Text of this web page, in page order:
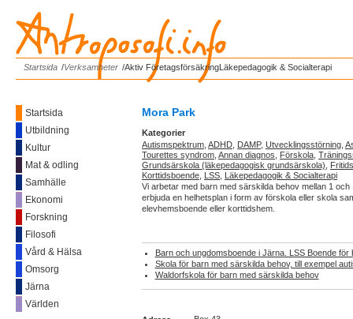
Startsida /Verksamheter /Aktiv FöretagsförsäkringLäkepedagogik & Socialterapi
Startsida
Utbildning
Kultur
Mat & odling
Samhälle
Ekonomi
Forskning
Filosofi
Vård & Hälsa
Omsorg
Järna
Världen
Mora Park
Kategorier
Autismspektrum ADHD DAMP, Utvecklingsstörning
Tourettes syndrom Annan diagnos Förskola
Grundsärskola (läkepedagogisk grundsärskola)
Fritids
Korttidsboende LSS Läkepedagogik & Socialterapi
Vi arbetar med barn med särskilda behov mellan 1 och
erbjuda en helhetsplan i form av förskola eller skola
elevhemsboende eller korttidshem.
Barn och ungdomsboende i Järna. LSS Boende för
Skola för barn med särskilda behov, till exempel
Waldorfskola för barn med särskilda behov